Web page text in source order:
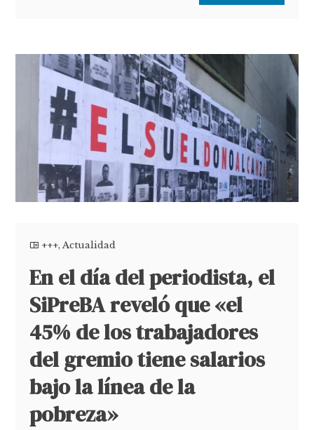
+++,Actualidad
En el día del periodista, el
SiPreBA reveló que «el
45% de los trabajadores
del gremio tiene salarios
bajo la línea de la
pobreza»